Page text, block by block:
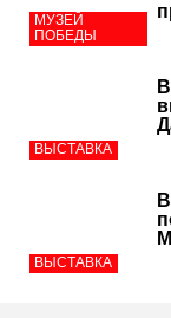
МУЗЕЙ
ПОБЕДЫ
ВЫСТАВКА
ВЫСТАВКА